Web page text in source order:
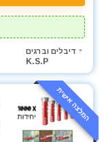
דיבלים וברגים
K.S.P
המלצה אישית